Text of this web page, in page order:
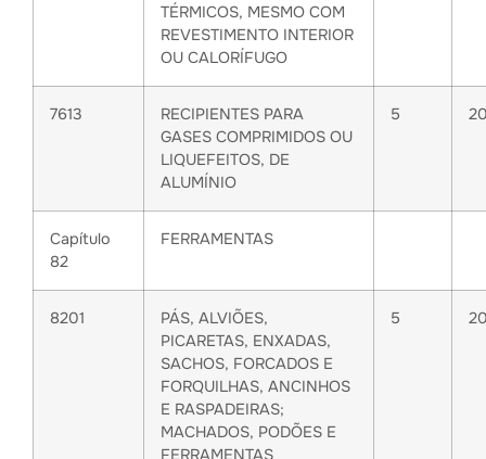
TÉRMICOS, MESMO COM
REVESTIMENTO INTERIOR
OU CALORÍFUGO
7613
RECIPIENTES PARA
GASES COMPRIMIDOS OU
LIQUEFEITOS, DE
ALUMÍNIO
5
Capítulo
82
FERRAMENTAS
8201
PÁS, ALVIÕES,
PICARETAS, ENXADAS,
SACHOS, FORCADOS E
FORQUILHAS, ANCINHOS
E RASPADEIRAS;
MACHADOS, PODÕES E
FERRAMENTAS
5